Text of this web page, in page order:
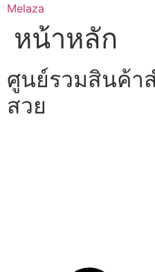
Skip
content
Melaza
หน้าหลัก
ศูนย์รวมสินค้า
สวย